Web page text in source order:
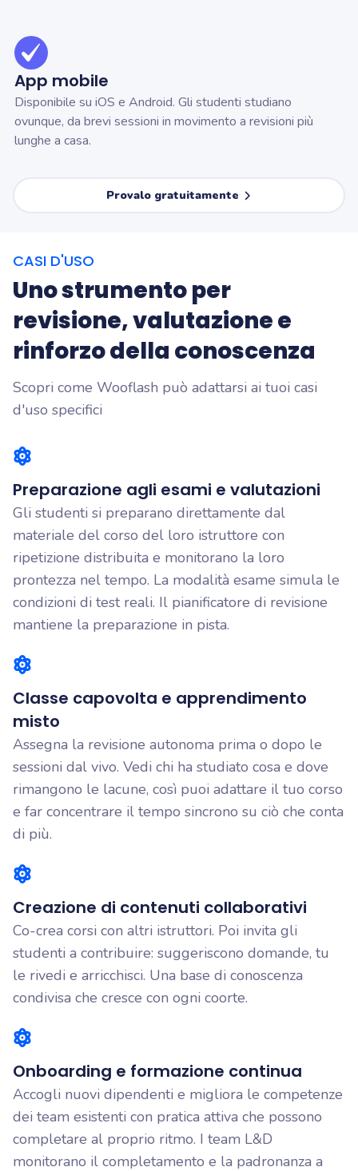
App mobile
Disponibile su iOS e Android. Gli studenti studiano
ovunque, da brevi sessioni in movimento a revisioni più
lunghe a casa.
Provalo gratuitamente
CASI D'USO
Uno strumento per
revisione, valutazione e
rinforzo della conoscenza
Scopri come Wooflash può adattarsi ai tuoi casi
d'uso specifici
Preparazione agli esami e valutazioni
Gli studenti si preparano direttamente dal
materiale del corso del loro istruttore con
ripetizione distribuita e monitorano la loro
prontezza nel tempo. La modalità esame simula le
condizioni di test reali. Il pianificatore di revisione
mantiene la preparazione in pista.
Classe capovolta e apprendimento
misto
Assegna la revisione autonoma prima o dopo le
sessioni dal vivo. Vedi chi ha studiato cosa e dove
rimangono le lacune, così puoi adattare il tuo corso
e far concentrare il tempo sincrono su ciò che conta
di più.
Creazione di contenuti collaborativi
Co-crea corsi con altri istruttori. Poi invita gli
studenti a contribuire: suggeriscono domande, tu
le rivedi e arricchisci. Una base di conoscenza
condivisa che cresce con ogni coorte.
Onboarding e formazione continua
Accogli nuovi dipendenti e migliora le competenze
dei team esistenti con pratica attiva che possono
completare al proprio ritmo. I team L&D
monitorano il completamento e la padronanza a